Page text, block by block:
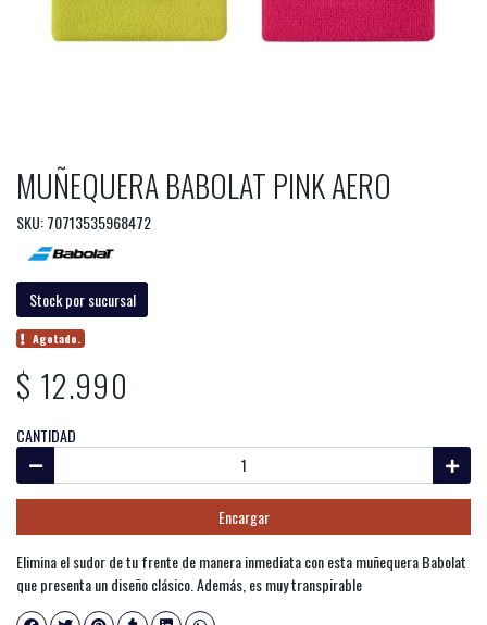
MUÑEQUERA BABOLAT PINK AERO
SKU: 70713535968472
Stock por sucursal
Agotado.
$ 12.990
CANTIDAD
Encargar
Elimina el sudor de tu frente de manera inmediata con esta muñequera Babolat
que presenta un diseño clásico. Además, es muy transpirable